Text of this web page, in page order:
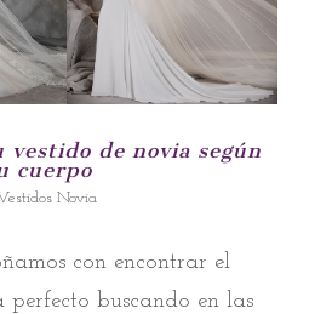
vestido de novia según
cuerpo
Novia
con encontrar el
perfecto buscando en las